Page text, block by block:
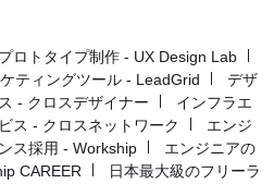
ロトタイプ制作 - UX Design Lab
ティングツール - LeadGrid
デザ
- クロスデザイナー
インフラエ
ス - クロスネットワーク
エンジ
ス採用 - Workship
エンジニアの
CAREER
日本最大級のフリーラ